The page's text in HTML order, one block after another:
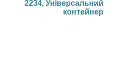
2234, Універсальний
контейнер